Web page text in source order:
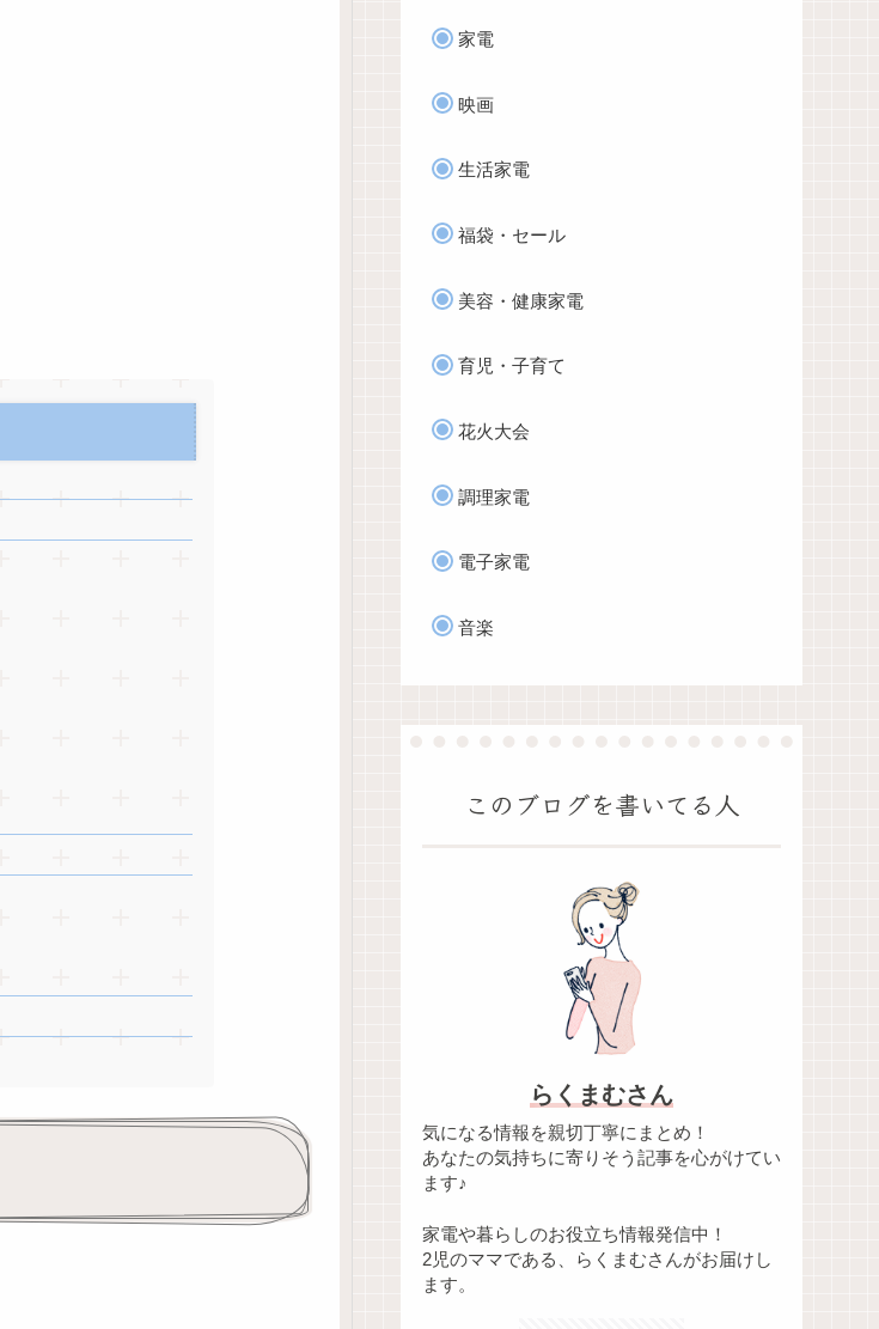
家電
映画
生活家電
福袋・セール
美容・健康家電
育児・子育て
花火大会
調理家電
電子家電
音楽
このブログを書いてる人
らくまむさん
気になる情報を親切丁寧にまとめ！
あなたの気持ちに寄りそう記事を心がけてい
ます♪
家電や暮らしのお役立ち情報発信中！
2児のママである、らくまむさんがお届けし
ます。